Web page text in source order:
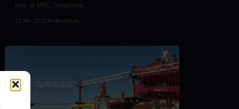
mer, le MSC Seashore…
23 Fév 2021 10 de lecture